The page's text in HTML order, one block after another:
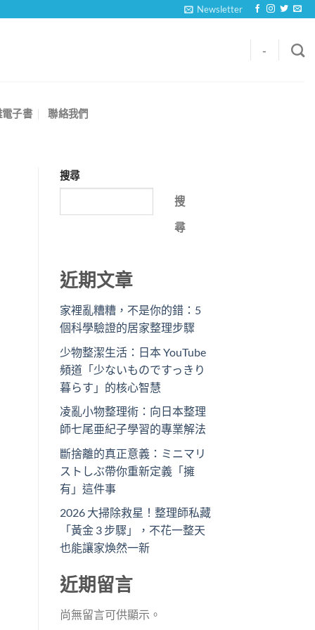
Newsletter
-
電子書 聯絡我們
搜尋
搜
尋
近期文章
家裡亂糟糟，不是你的錯：5
個科學驗證的居家整理步驟
少物整潔生活：日本 YouTube
頻道「少ないものですっきり
暮らす」的核心智慧
凌亂小物整理術：向日本整理
師七尾亜紀子學習的專業解法
斷捨離的真正意義：ミニマリ
ストしぶ帶你重新定義「擁
有」這件事
2026 大掃除救星！整理師私藏
「黃金 3 步驟」，不花一整天
也能讓家煥然一新
近期留言
尚無留言可供顯示。